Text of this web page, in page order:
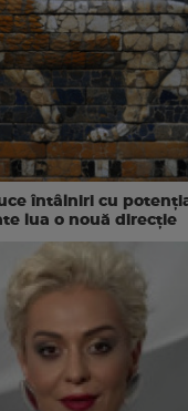
întâlniri cu
lua o nouă direcție